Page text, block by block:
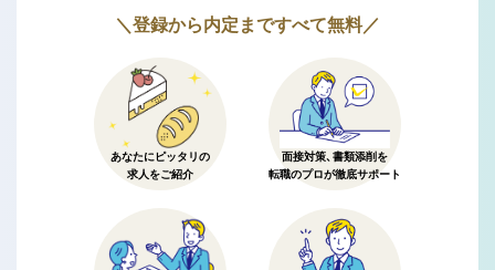
＼登録から内定まですべて無料／
あなたにピッタリの
求人をご紹介
面接対策、書類添削を
転職のプロが徹底サポート